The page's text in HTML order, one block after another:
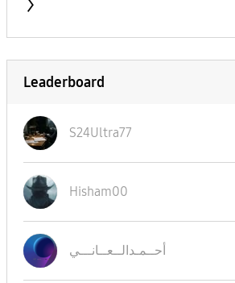
Leaderboard
S24Ultra77
Hisham00
أحــمـدالــعــانـــي